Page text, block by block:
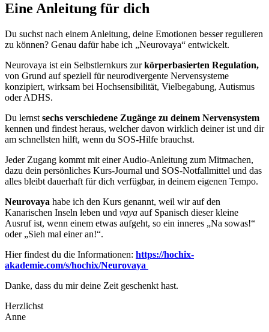
Eine Anleitung für dich
Du suchst nach einem Anleitung, deine Emotionen besser regulieren
zu können? Genau dafür habe ich „Neurovaya“ entwickelt.
Neurovaya ist ein Selbstlernkurs zurkörperbasierten Regulation,
von Grund auf speziell für neurodivergente Nervensysteme
konzipiert, wirksam bei Hochsensibilität, Vielbegabung, Autismus
oder ADHS.
Du lernst sechs verschiedene Zugänge zu deinem Nervensystem
kennen und findest heraus, welcher davon wirklich deiner ist und dir
am schnellsten hilft, wenn du SOS-Hilfe brauchst.
Jeder Zugang kommt mit einer Audio-Anleitung zum Mitmachen,
dazu dein persönliches Kurs-Journal und SOS-Notfallmittel und das
alles bleibt dauerhaft für dich verfügbar, in deinem eigenen Tempo.
Neurovaya habe ich den Kurs genannt, weil wir auf den
Kanarischen Inseln leben und vaya auf Spanisch dieser kleine
Ausruf ist, wenn einem etwas aufgeht, so ein inneres „Na sowas!“
oder „Sieh mal einer an!“.
Hier findest du die Informationen: https://hochix-
akademie.com/s/hochix/Neurovaya
Danke, dass du mir deine Zeit geschenkt hast.
Herzlichst
Anne